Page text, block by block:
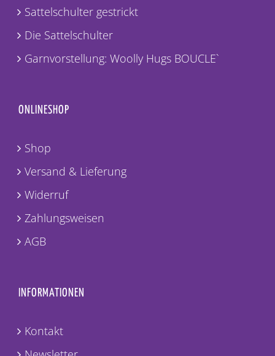
Sattelschulter gestrickt
Die Sattelschulter
Garnvorstellung: Woolly Hugs BOUCLE`
ONLINESHOP
Shop
Versand & Lieferung
Widerruf
Zahlungsweisen
AGB
INFORMATIONEN
Kontakt